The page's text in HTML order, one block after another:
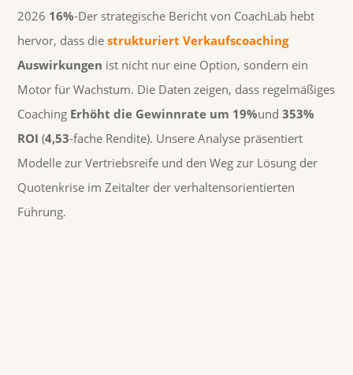
2026 16%-Der strategische Bericht von CoachLab hebt
hervor, dass die strukturiertVerkaufscoaching
Auswirkungen ist nicht nur eine Option, sondern ein
Motor für Wachstum. Die Daten zeigen, dass regelmäßiges
Coaching Erhöht die Gewinnrate um 19%und353%
ROI (4,53-fache Rendite). Unsere Analyse präsentiert
Modelle zur Vertriebsreife und den Weg zur Lösung der
Quotenkrise im Zeitalter der verhaltensorientierten
Führung.